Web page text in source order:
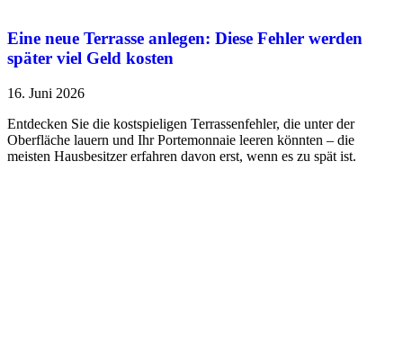
Eine neue Terrasse anlegen: Diese Fehler werden
später viel Geld kosten
16. Juni 2026
Entdecken Sie die kostspieligen Terrassenfehler, die unter der
Oberfläche lauern und Ihr Portemonnaie leeren könnten – die
meisten Hausbesitzer erfahren davon erst, wenn es zu spät ist.